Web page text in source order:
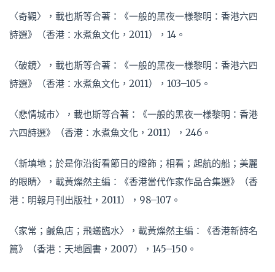
〈奇觀〉，載也斯等合著：《一般的黑夜一樣黎明：香港六四
詩選》（香港：水煮魚文化，2011），14。
〈破鏡〉，載也斯等合著：《一般的黑夜一樣黎明：香港六四
詩選》（香港：水煮魚文化，2011），103–105。
〈悲情城市〉，載也斯等合著：《一般的黑夜一樣黎明：香港
六四詩選》（香港：水煮魚文化，2011），246。
〈新填地；於是你沿街看節日的燈飾；相看；起航的船；美麗
的眼睛〉，載黃燦然主編：《香港當代作家作品合集選》（香
港：明報月刊出版社，2011），98–107。
〈家常；鹹魚店；飛蟻臨水〉，載黃燦然主編：《香港新詩名
篇》（香港：天地圖書，2007），145–150。